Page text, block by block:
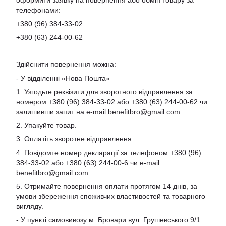
телефонами:
+380 (96) 384-33-02
+380 (63) 244-00-62
Здійснити повернення можна:
- У відділенні «Нова Пошта»
1. Узгодьте реквізити для зворотного відправлення за
номером +380 (96) 384-33-02 або +380 (63) 244-00-62 чи
залишивши запит на e-mail benefitbro@gmail.com
2. Упакуйте товар.
3. Оплатіть зворотне відправлення.
4. Повідомте номер декларації за телефоном +380 (96)
384-33-02 або +380 (63) 244-00-6 чи e-mail
benefitbro@gmail.com
5. Отримайте повернення оплати протягом 14 днів, за
умови збереження споживчих властивостей та товарного
вигляду.
- У пункті самовивозу м. Бровари вул. Грушевського 9/1